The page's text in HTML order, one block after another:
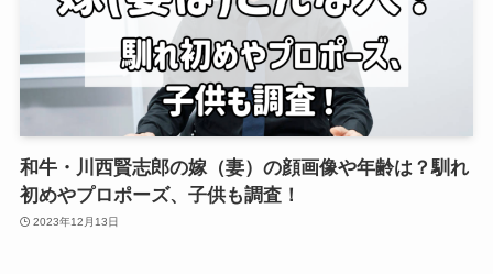
和牛・川西賢志郎の嫁（妻）の顔画像や年齢は？馴れ
初めやプロポーズ、子供も調査！
2023年12月13日